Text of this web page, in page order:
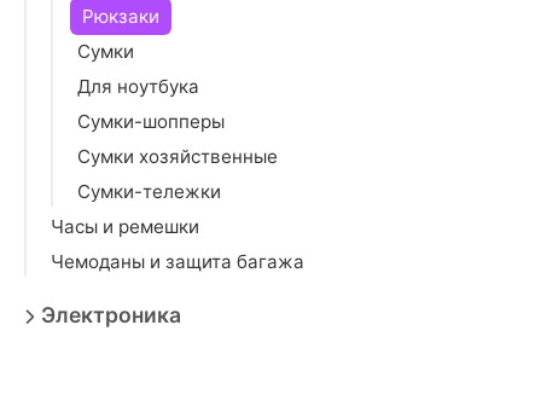
Рюкзаки
Сумки
Для ноутбука
Сумки-шопперы
Сумки хозяйственные
Сумки-тележки
Часы и ремешки
Чемоданы и защита багажа
Электроника